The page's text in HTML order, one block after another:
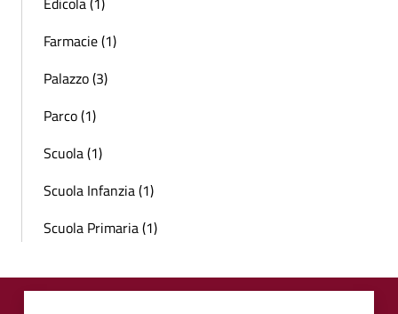
Farmacie (1)
Palazzo (3)
Parco (1)
Scuola (1)
Scuola Infanzia (1)
Scuola Primaria (1)